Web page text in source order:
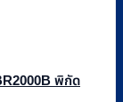
พิกัด